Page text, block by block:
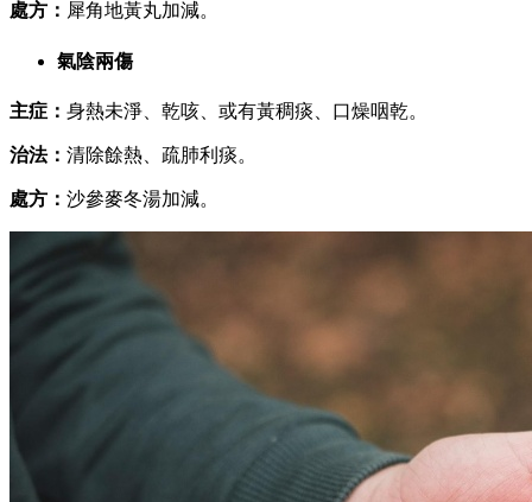
處方： 犀角地黃丸加減。
氣陰兩傷
主症： 身熱未淨、乾咳、或有黃稠痰、口燥咽乾。
治法： 清除餘熱、疏肺利痰。
處方： 沙參麥冬湯加減。